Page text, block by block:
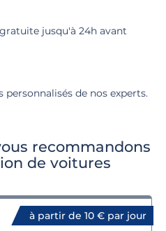
jusqu'à 24h avant
personnalisés de nos experts.
recommandons
de voitures
à partir de 10 € par jour